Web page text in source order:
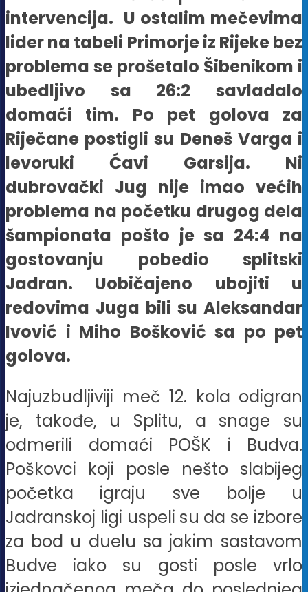
intervencija. U ostalim mečevima
lider na tabeli Primorje iz Rijeke bez
problema se prošetalo Šibenikom i
ubedljivo sa 26:2 savladalo
domaći tim. Po pet golova za
Riječane postigli su Deneš Varga i
levoruki Ćavi Garsija. Ni
dubrovački Jug nije imao većih
problema na početku drugog dela
šampionata pošto je sa 24:4 na
gostovanju pobedio splitski
Jadran. Uobičajeno ubojiti u
redovima Juga bili su Aleksandar
Ivović i Miho Bošković sa po pet
golova.
Najuzbudljiviji meč 12. kola odigran
je, takođe, u Splitu, a snage su
odmerili domaći POŠK i Budva.
Poškovci koji posle nešto slabijeg
početka igraju sve bolje u
Jadranskoj ligi uspeli su da se izbore
za bod u duelu sa jakim sastavom
Budve iako su gosti posle vrlo